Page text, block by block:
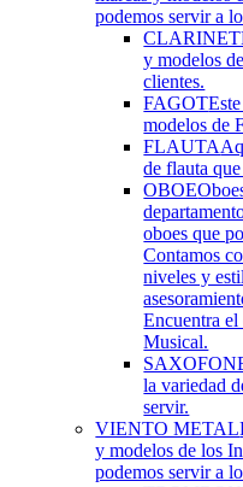
podemos servir a
y modelos
clientes.
FAGOT
modelos de
FLAUTA
de flauta
OBOE
oboes que
Contamos
niveles y
Encuentra
Musical.
la variedad
servir.
VIENTO METAL
y modelos de los
podemos servir a